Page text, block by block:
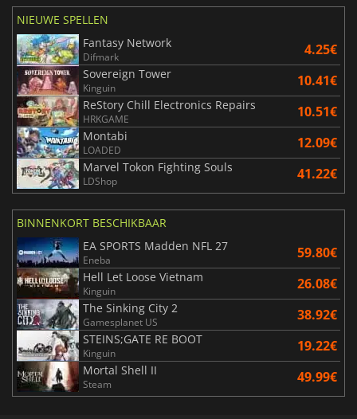
NIEUWE SPELLEN
Fantasy Network
Difmark 4.25€
Sovereign Tower
Kinguin 10.41€
ReStory Chill Electronics Repairs
HRKGAME 10.51€
Montabi
LOADED 12.09€
Marvel Tokon Fighting Souls
LDShop 41.22€
BINNENKORT BESCHIKBAAR
EA SPORTS Madden NFL 27
Eneba 59.80€
Hell Let Loose Vietnam
Kinguin 26.08€
The Sinking City 2
Gamesplanet US 38.92€
STEINS;GATE RE BOOT
Kinguin 19.22€
Mortal Shell II
Steam 49.99€